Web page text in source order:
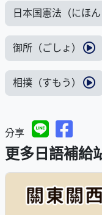
日本国憲法（にほ
御所（ごしょ）
相撲（すもう）
分享
更多日語補給